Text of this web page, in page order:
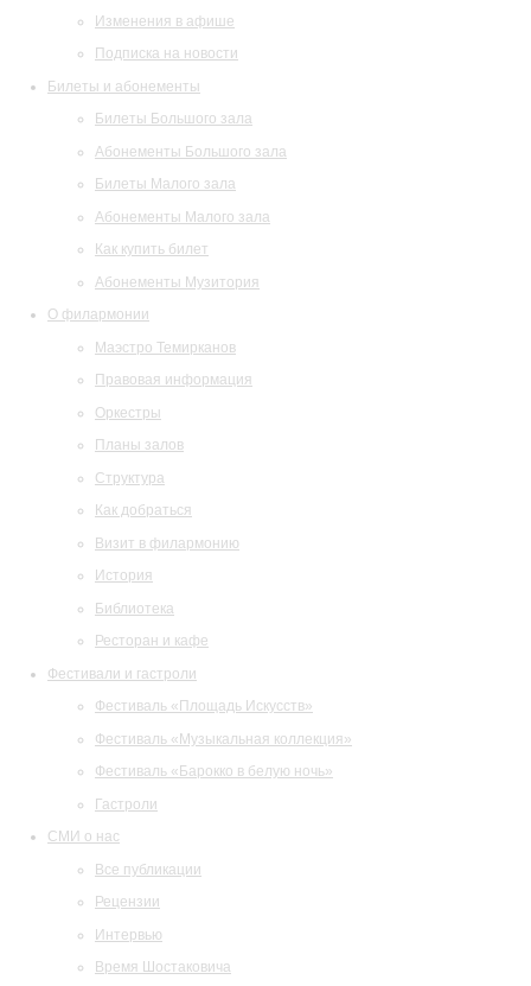
Изменения в афише
Подписка на новости
Билеты и абонементы
Билеты Большого зала
Абонементы Большого зала
Билеты Малого зала
Абонементы Малого зала
Как купить билет
Абонементы Музитория
О филармонии
Маэстро Темирканов
Правовая информация
Оркестры
Планы залов
Структура
Как добраться
Визит в филармонию
История
Библиотека
Ресторан и кафе
Фестивали и гастроли
Фестиваль «Площадь Искусств»
Фестиваль «Музыкальная коллекция»
Фестиваль «Барокко в белую ночь»
Гастроли
СМИ о нас
Все публикации
Рецензии
Интервью
Время Шостаковича